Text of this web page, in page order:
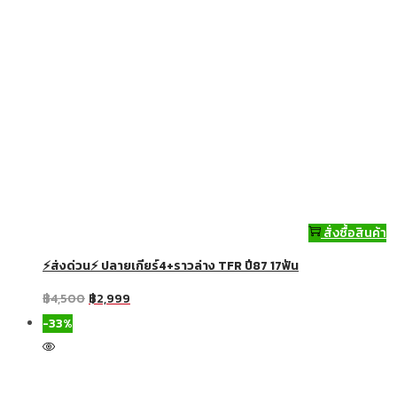
สั่งซื้อสินค้า
⚡ส่งด่วน⚡ ปลายเกียร์4+ราวล่าง TFR ปี87 17ฟัน
฿4,500฿2,999
-33%